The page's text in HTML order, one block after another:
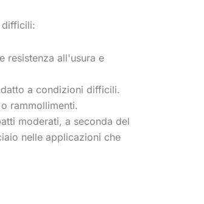
difficili:
resistenza all'usura e
a condizioni difficili.
rammollimenti.
moderati, a seconda del
nelle applicazioni che